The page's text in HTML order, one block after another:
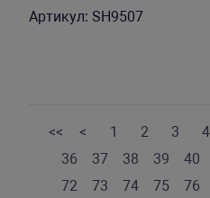
Артикул: SH9507
<< < 1 2 3 4
36
37 38 39 40
72
73 74 75 76